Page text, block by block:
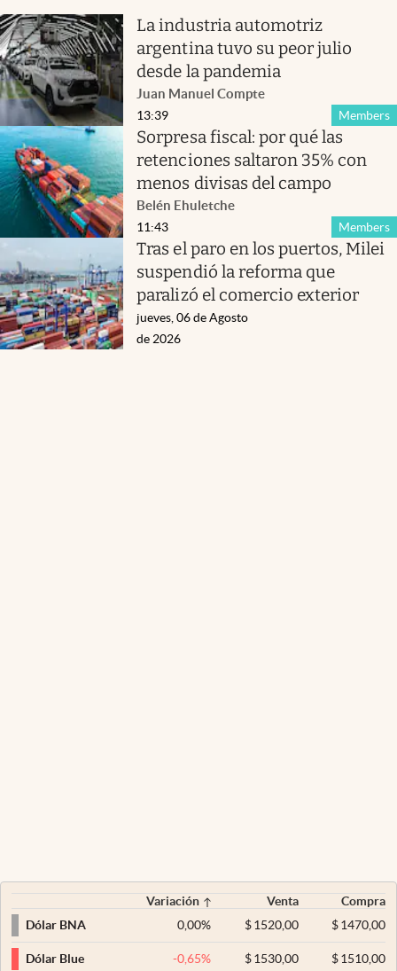
La industria automotriz
argentina tuvo su peor julio
desde la pandemia
Juan Manuel Compte
Members
13:39
Sorpresa fiscal: por qué las
retenciones saltaron 35% con
menos divisas del campo
Belén Ehuletche
Members
11:43
Tras el paro en los puertos, Milei
suspendió la reforma que
paralizó el comercio exterior
jueves, 06 de Agosto
de 2026
Variación Venta
Compra
Dólar BNA
0,00% $ 1520,00 $1470,00
Dólar Blue -0,65% $ 1530,00 $1510,00